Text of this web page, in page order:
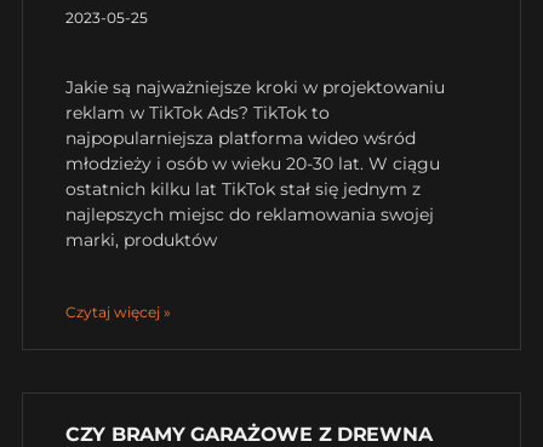
2023-05-25
Jakie są najważniejsze kroki w projektowaniu
reklam w TikTok Ads? TikTok to
najpopularniejsza platforma wideo wśród
młodzieży i osób w wieku 20-30 lat. W ciągu
ostatnich kilku lat TikTok stał się jednym z
najlepszych miejsc do reklamowania swojej
marki, produktów
Czytaj więcej »
CZY BRAMY GARAŻOWE Z DREWNA